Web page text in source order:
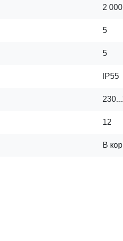
2 000
5
5
IP55
12
В